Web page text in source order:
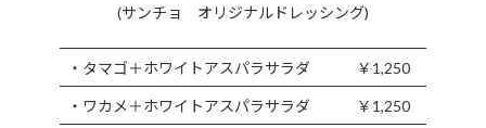
(サンチョ オリジナルドレッシング)
・タマゴ＋ホワイトアスパラサラダ ￥1,250
・ワカメ＋ホワイトアスパラサラダ ￥1,250